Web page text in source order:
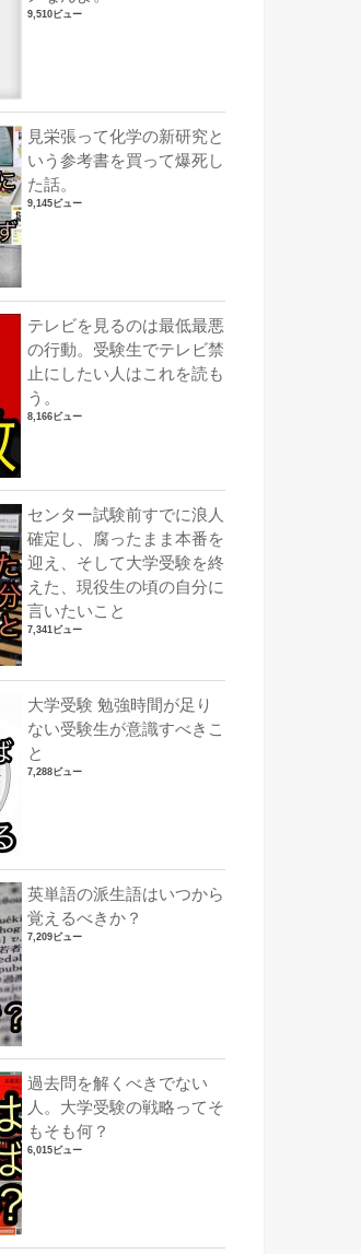
9,510ビュー
見栄張って化学の新研究と
いう参考書を買って爆死し
た話。
9,145ビュー
テレビを見るのは最低最悪
の行動。受験生でテレビ禁
止にしたい人はこれを読も
う。
8,166ビュー
センター試験前すでに浪人
確定し、腐ったまま本番を
迎え、そして大学受験を終
えた、現役生の頃の自分に
言いたいこと
7,341ビュー
大学受験 勉強時間が足り
ない受験生が意識すべきこ
と
7,288ビュー
英単語の派生語はいつから
覚えるべきか？
7,209ビュー
過去問を解くべきでない
人。大学受験の戦略ってそ
もそも何？
6,015ビュー